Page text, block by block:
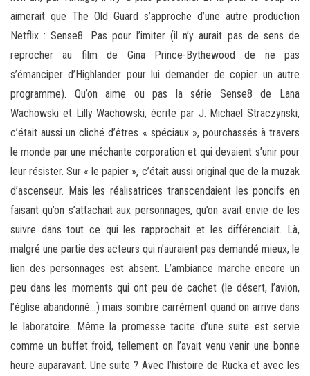
aimerait que The Old Guard s’approche d’une autre production
Netflix : Sense8. Pas pour l’imiter (il n’y aurait pas de sens de
reprocher au film de Gina Prince-Bythewood de ne pas
s’émanciper d’Highlander pour lui demander de copier un autre
programme). Qu’on aime ou pas la série Sense8 de Lana
Wachowski et Lilly Wachowski, écrite par J. Michael Straczynski,
c’était aussi un cliché d’êtres « spéciaux », pourchassés à travers
le monde par une méchante corporation et qui devaient s’unir pour
leur résister. Sur « le papier », c’était aussi original que de la muzak
d’ascenseur. Mais les réalisatrices transcendaient les poncifs en
faisant qu’on s’attachait aux personnages, qu’on avait envie de les
suivre dans tout ce qui les rapprochait et les différenciait. Là,
malgré une partie des acteurs qui n’auraient pas demandé mieux, le
lien des personnages est absent. L’ambiance marche encore un
peu dans les moments qui ont peu de cachet (le désert, l’avion,
l’église abandonné…) mais sombre carrément quand on arrive dans
le laboratoire. Même la promesse tacite d’une suite est servie
comme un buffet froid, tellement on l’avait venu venir une bonne
heure auparavant. Une suite ? Avec l’histoire de Rucka et avec les